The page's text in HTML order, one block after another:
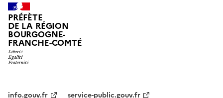
PRÉFÈTE
DE LA RÉGION
BOURGOGNE-
FRANCHE-COMTÉ
info.gouv.fr
service-public.gouv.fr